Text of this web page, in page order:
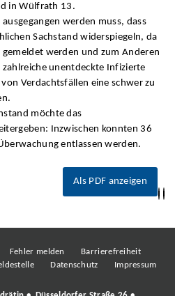
in Wülfrath 13.
werden muss, dass
Sachstand widerspiegeln, da
werden und zum Anderen
unentdeckte Infizierte
Verdachtsfällen eine schwer zu
möchte das
Inzwischen konnten 36
entlassen werden.
Als PDF anzeigen
Fehler melden
Barrierefreiheit
Datenschutz Impressum